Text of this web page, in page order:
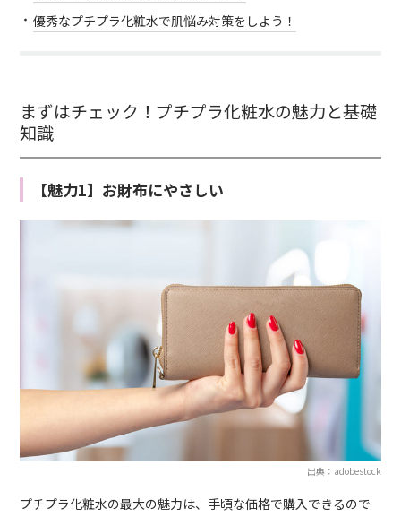
優秀なプチプラ化粧水で肌悩み対策をしよう！
まずはチェック！プチプラ化粧水の魅力と基礎
知識
【魅力1】お財布にやさしい
出典：adobestock
プチプラ化粧水の最大の魅力は、手頃な価格で購入できるので